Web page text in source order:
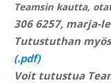
Teamsin kautta,
306 6257, marja-
Tutustuthan
(.pdf)
Voit tutustua